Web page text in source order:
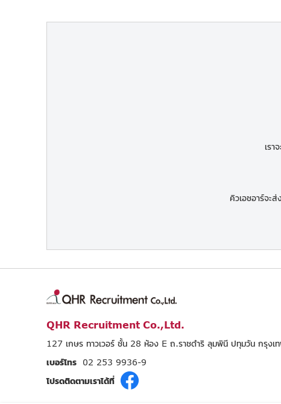
เรา
คิวเอชอาร์จะส่
QHR Recruitment Co.,Ltd.
127 เกษร ทาวเวอร์ ชั้น 28 ห้อง E ถ.ราชดำริ ลุมพินี ปทุมวัน กรุง
เบอร์โทร
02 253 9936-9
โปรดติดตามเราได้ที่